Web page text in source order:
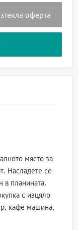
оферта
място за
Насладете се
в планината.
с изцяло
кафе машина,